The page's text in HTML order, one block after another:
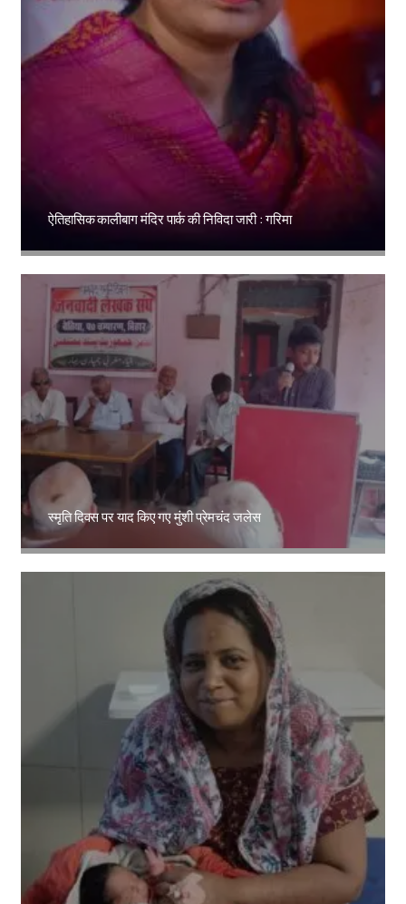
ऐतिहासिक कालीबाग मंदिर पार्क की निविदा जारी : गरिमा
Amit Lekh
स्मृति दिवस पर याद किए गए मुंशी प्रेमचंद जलेस